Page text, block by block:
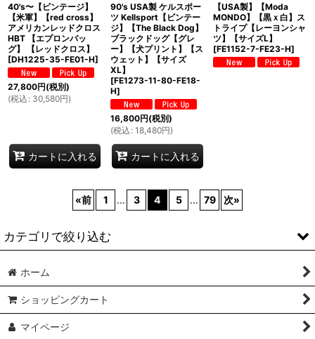
40's〜【ビンテージ】
【米軍】【red cross】
アメリカンレッドクロス
HBT 【エプロンバッ
グ】 【レッドクロス】
[DH1225-35-FE01-H]
27,800円(税別)
(税込 : 30,580円)
カートに入れる
90's USA製 ケルスポー
ツ Kellsport【ビンテー
ジ】【The Black Dog】
ブラックドッグ【グレ
ー】【犬プリント】【ス
ウェット】【サイズ
XL】
[FE1273-11-80-FE18-
H]
16,800円(税別)
(税込 : 18,480円)
カートに入れる
【USA製】【Moda
MONDO】【黒ｘ白】ス
トライプ【レーヨンシャ
ツ】【サイズL】
[FE1152-7-FE23-H]
«前 1 ... 3 4 5 ... 79 次»
カテゴリで絞り込む
ミリタリー関連
アウター
レディース古着
ホーム
ショッピングカート
マイページ